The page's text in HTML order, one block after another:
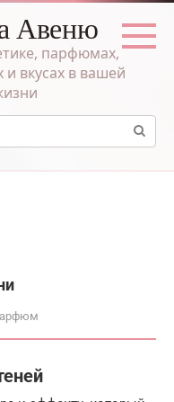
Авеню
парфюмах,
и вкусах в вашей